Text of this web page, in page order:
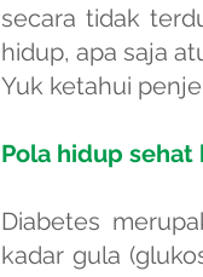
secara tidak
hidup, apa saja
Yuk ketahui
Pola hidup
Diabetes
kadar gula